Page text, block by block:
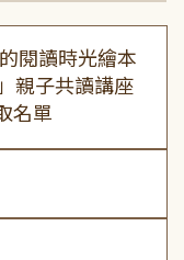
閱讀時光繪本
親子共讀講座
名單